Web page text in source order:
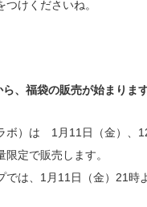
けくださいね。
、福袋の販売が始まりま
ボ）は 1月11日（金）、
限定で販売します。
では、1月11日（金）21時